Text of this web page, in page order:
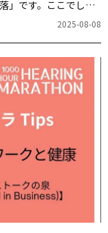
」です。ここでしか
みながら日々の学習
2025-08-08